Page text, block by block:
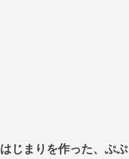
はじまりを作った、ぷぷ